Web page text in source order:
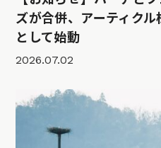
ズが合併、アーティク
として始動
2026.07.02